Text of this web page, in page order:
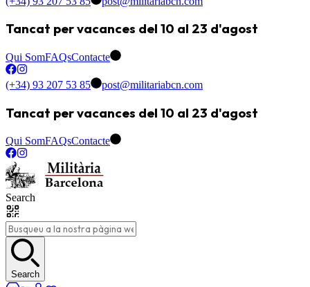
Tancat per vacances del 10 al 23 d'agost
Qui SomFAQsContacte
(+34) 93 207 53 85 post@militariabcn.com
Tancat per vacances del 10 al 23 d'agost
Qui SomFAQsContacte
Search
Search